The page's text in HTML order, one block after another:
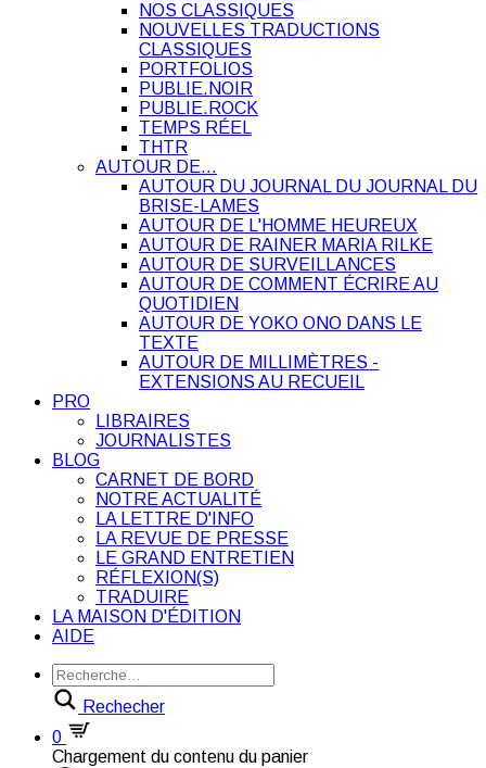
NOS CLASSIQUES
NOUVELLES TRADUCTIONS
CLASSIQUES
PORTFOLIOS
PUBLIE.NOIR
PUBLIE.ROCK
TEMPS RÉEL
THTR
AUTOUR DE…
AUTOUR DU JOURNAL DU JOURNAL DU
BRISE-LAMES
AUTOUR DE L'HOMME HEUREUX
AUTOUR DE RAINER MARIA RILKE
AUTOUR DE SURVEILLANCES
AUTOUR DE COMMENT ÉCRIRE AU
QUOTIDIEN
AUTOUR DE YOKO ONO DANS LE
TEXTE
AUTOUR DE MILLIMÈTRES -
EXTENSIONS AU RECUEIL
PRO
LIBRAIRES
JOURNALISTES
BLOG
CARNET DE BORD
NOTRE ACTUALITÉ
LA LETTRE D'INFO
LA REVUE DE PRESSE
LE GRAND ENTRETIEN
RÉFLEXION(S)
TRADUIRE
LA MAISON D'ÉDITION
AIDE
Rechecher
0
Chargement du contenu du panier